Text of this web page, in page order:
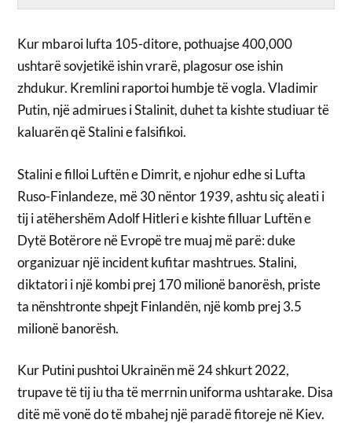
Kur mbaroi lufta 105-ditore, pothuajse 400,000
ushtarë sovjetikë ishin vrarë, plagosur ose ishin
zhdukur. Kremlini raportoi humbje të vogla. Vladimir
Putin, një admirues i Stalinit, duhet ta kishte studiuar të
kaluarën që Stalini e falsifikoi.
Stalini e filloi Luftën e Dimrit, e njohur edhe si Lufta
Ruso-Finlandeze, më 30 nëntor 1939, ashtu siç aleati i
tij i atëhershëm Adolf Hitleri e kishte filluar Luftën e
Dytë Botërore në Evropë tre muaj më parë: duke
organizuar një incident kufitar mashtrues. Stalini,
diktatori i një kombi prej 170 milionë banorësh, priste
ta nënshtronte shpejt Finlandën, një komb prej 3.5
milionë banorësh.
Kur Putini pushtoi Ukrainën më 24 shkurt 2022,
trupave të tij iu tha të merrnin uniforma ushtarake. Disa
ditë më vonë do të mbahej një paradë fitoreje në Kiev.